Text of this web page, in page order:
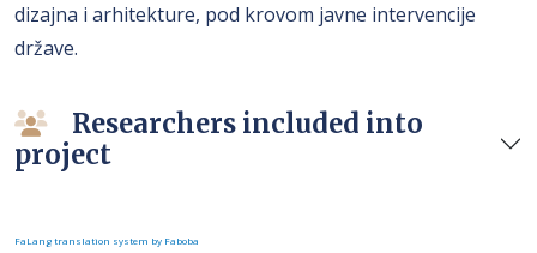
dizajna i arhitekture, pod krovom javne intervencije
države.
Researchers included into
project
FaLang translation system by Faboba